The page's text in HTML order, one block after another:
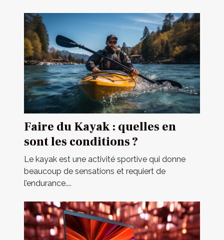
Faire du Kayak : quelles en
sont les conditions ?
Le kayak est une activité sportive qui donne
beaucoup de sensations et requiert de
l’endurance....